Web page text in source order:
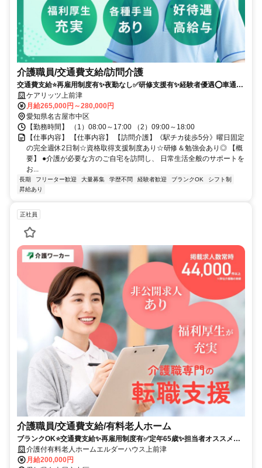
介護職員/交通費支給/訪問介護
交通費支給⭐️再雇用制度有✨夜勤なし✅️研修支援有✨経験者優遇⭕️車通勤
ＯＫ✨週休2日❗️駅チカ⭐️高額求人
ケアリッツ上前津
月給265,000円～280,000円
愛知県名古屋市中区
【勤務時間】 （1）08:00～17:00 （2）09:00～18:00
【仕事内容】 【仕事内容】 【訪問介護】《駅チカ徒歩5分》曜日固定
の完全週休2日制☆資格取得支援制度あり☆研修＆勉強会あり◎ 【概
要】 ●介護が必要な方のご自宅を訪問し、 日常生活全般のサポートを
お...
長期 フリーター歓迎 大量募集 学歴不問 経験者歓迎 ブランクOK
シフト制
昇給あり
正社員
介護職員/交通費支給/有料老人ホーム
ブランクOK⭐️交通費支給✨再雇用制度有✅️定年65歳✨担当者オススメ⭕️
未経験歓迎✨残業なし❗️研修支援有⭐️経験者優遇✊️駅チカ
介護付有料老人ホームエルダーハウス上前津
月給200,000円